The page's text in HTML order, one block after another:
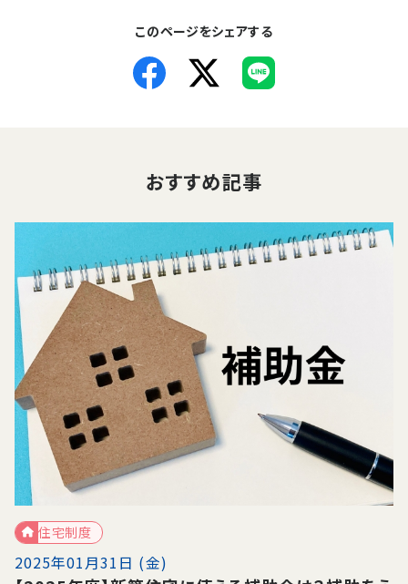
このページをシェアする
おすすめ記事
住宅制度
2025年01月31日 (金)